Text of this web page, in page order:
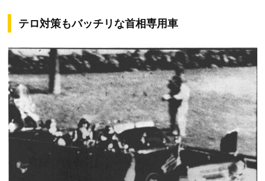
テロ対策もバッチリな首相専用車